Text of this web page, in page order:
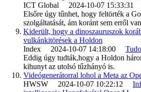
ICT Global 2024-10-07 15:33:31
Elsőre úgy tűnhet, hogy feltörték a
szolgáltatását, ám koránt sem erről
Kiderült, hogy a dinoszauruszok
vulkánkitörések a Holdon
Index 2024-10-07 14:18:00
Eddig úgy tudták,hogy a Holdon
kihunyt az utolsó tűzhányó is.
Videógenerátorral lohol a Meta az
HWSW 2024-10-07 10:22:12